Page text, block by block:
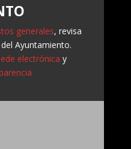
generales, revisa
del Ayuntamiento.
electrónica y